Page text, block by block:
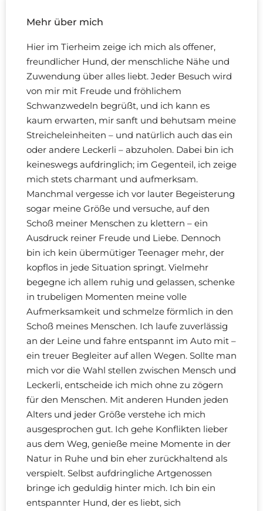
Mehr über mich
Hier im Tierheim zeige ich mich als offener,
freundlicher Hund, der menschliche Nähe und
Zuwendung über alles liebt. Jeder Besuch wird
von mir mit Freude und fröhlichem
Schwanzwedeln begrüßt, und ich kann es
kaum erwarten, mir sanft und behutsam meine
Streicheleinheiten – und natürlich auch das ein
oder andere Leckerli – abzuholen. Dabei bin ich
keineswegs aufdringlich; im Gegenteil, ich zeige
mich stets charmant und aufmerksam.
Manchmal vergesse ich vor lauter Begeisterung
sogar meine Größe und versuche, auf den
Schoß meiner Menschen zu klettern – ein
Ausdruck reiner Freude und Liebe. Dennoch
bin ich kein übermütiger Teenager mehr, der
kopflos in jede Situation springt. Vielmehr
begegne ich allem ruhig und gelassen, schenke
in trubeligen Momenten meine volle
Aufmerksamkeit und schmelze förmlich in den
Schoß meines Menschen. Ich laufe zuverlässig
an der Leine und fahre entspannt im Auto mit –
ein treuer Begleiter auf allen Wegen. Sollte man
mich vor die Wahl stellen zwischen Mensch und
Leckerli, entscheide ich mich ohne zu zögern
für den Menschen. Mit anderen Hunden jeden
Alters und jeder Größe verstehe ich mich
ausgesprochen gut. Ich gehe Konflikten lieber
aus dem Weg, genieße meine Momente in der
Natur in Ruhe und bin eher zurückhaltend als
verspielt. Selbst aufdringliche Artgenossen
bringe ich geduldig hinter mich. Ich bin ein
entspannter Hund, der es liebt, sich